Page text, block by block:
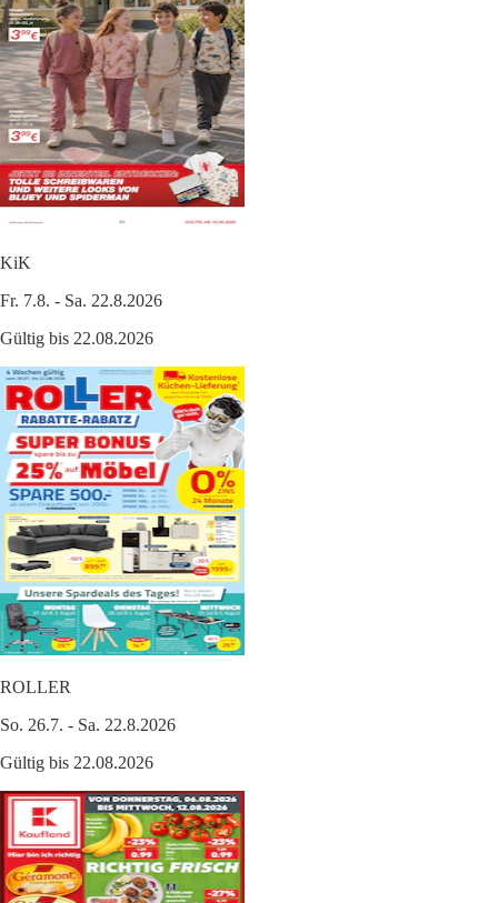
KiK
Fr. 7.8. - Sa. 22.8.2026
Gültig bis 22.08.2026
ROLLER
So. 26.7. - Sa. 22.8.2026
Gültig bis 22.08.2026